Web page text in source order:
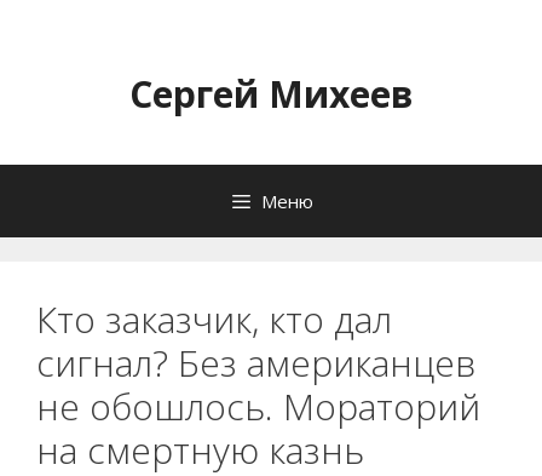
содержимомуСергей Михеев
Меню
Кто заказчик, кто дал
сигнал? Без американцев
не обошлось. Мораторий
на смертную казнь